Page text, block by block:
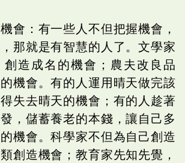
會：有一些人不但把握機會，
那就是有智慧的人了。文學家
創造成名的機會；農夫改良品
機會。有的人運用晴天做完該
失去晴天的機會；有的人趁著
，儲蓄養老的本錢，讓自己多
機會。科學家不但為自己創造
創造機會；教育家先知先覺，